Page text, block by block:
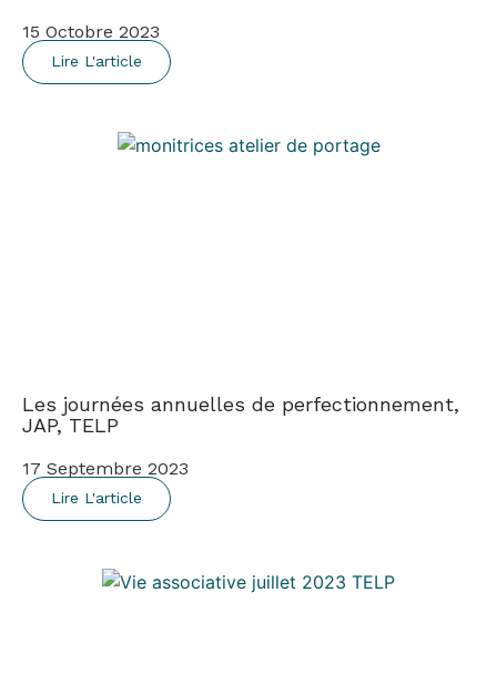
15 Octobre 2023
Lire L'article
Les journées annuelles de perfectionnement,
JAP, TELP
17 Septembre 2023
Lire L'article